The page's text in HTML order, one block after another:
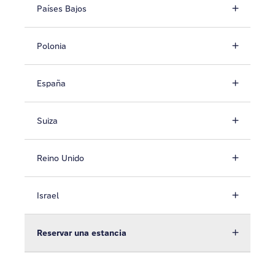
Países Bajos
Polonia
España
Suiza
Reino Unido
Israel
Reservar una estancia